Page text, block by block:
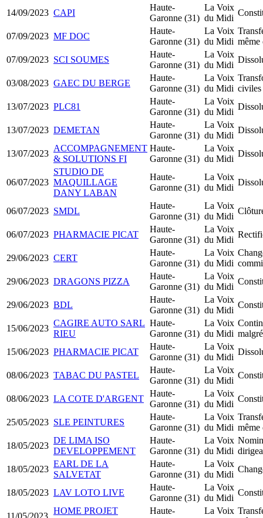
14/09/2023 CAPI
Haute-
Garonne (31)
La Voix
du Midi
07/09/2023 MF DOC
Haute-
Garonne (31)
La Voix
du Midi même
07/09/2023 SCI SOUMES
Haute-
Garonne (31)
La Voix
du Midi
03/08/2023 GAEC DU BERGE
Haute-
Garonne (31)
La Voix
du Midi civiles
13/07/2023 PLC81
Haute-
Garonne (31)
La Voix
du Midi
13/07/2023 DEMETAN
Haute-
Garonne (31)
La Voix
du Midi
13/07/2023
ACCOMPAGNEMENT
& SOLUTIONS FI
Haute-
Garonne (31)
La Voix
du Midi
06/07/2023
STUDIO DE
MAQUILLAGE
DANY LABAN
Haute-
Garonne (31)
La Voix
du Midi
06/07/2023 SMDL
Haute-
Garonne (31)
La Voix
du Midi
06/07/2023 PHARMACIE PICAT
Haute-
Garonne (31)
La Voix
du Midi
29/06/2023 CERT
Haute-
Garonne (31)
La Voix
du Midi
29/06/2023 DRAGONS PIZZA
Haute-
Garonne (31)
La Voix
du Midi
29/06/2023 BDL
Haute-
Garonne (31)
La Voix
du Midi
15/06/2023
CAGIRE AUTO SARL
RIEU
Haute-
Garonne (31)
La Voix
du Midi
15/06/2023 PHARMACIE PICAT
Haute-
Garonne (31)
La Voix
du Midi
08/06/2023 TABAC DU PASTEL
Haute-
Garonne (31)
La Voix
du Midi
08/06/2023 LA COTE D'ARGENT
Haute-
Garonne (31)
La Voix
du Midi
25/05/2023 SLE PEINTURES
Haute-
Garonne (31)
La Voix
du Midi même
18/05/2023
DE LIMA ISO
DEVELOPPEMENT
Haute-
Garonne (31)
La Voix
du Midi
18/05/2023
EARL DE LA
SALVETAT
Haute-
Garonne (31)
La Voix
du Midi
18/05/2023 LAV LOTO LIVE
Haute-
Garonne (31)
La Voix
du Midi
11/05/2023
HOME PROJET
Haute-
La Voix